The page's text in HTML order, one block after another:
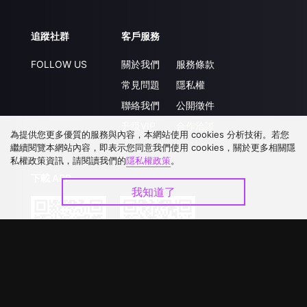
追蹤社群
FOLLOW US
客戶服務
關於我們
常見問題
聯絡我們
服務條款
隱私權
公開徵件
下載 APP
為提供您更多優質的服務與內容，本網站使用 cookies 分析技術。若您
繼續閱覽本網站內容，即表示您同意我們使用 cookies，關於更多相關隱
私權政策資訊，請閱讀我們的隱私權政策。
我知道了